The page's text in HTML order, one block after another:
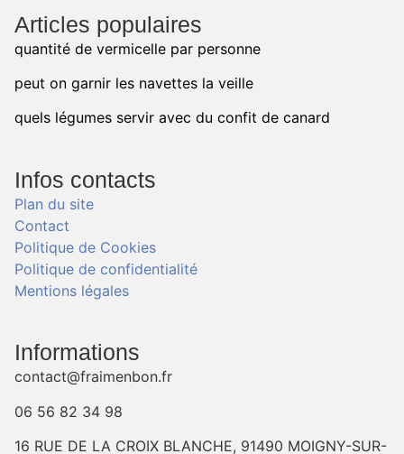
Articles populaires
quantité de vermicelle par personne
peut on garnir les navettes la veille
quels légumes servir avec du confit de canard
Infos contacts
Plan du site
Contact
Politique de Cookies
Politique de confidentialité
Mentions légales
Informations
contact@fraimenbon.fr
06 56 82 34 98
16 RUE DE LA CROIX BLANCHE, 91490 MOIGNY-SUR-